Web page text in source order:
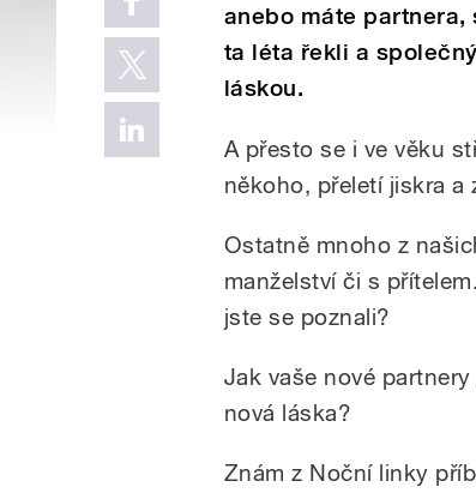
anebo máte partnera,
ta léta řekli a
láskou.
A přesto se i ve věku
někoho, přeletí jiskra a
Ostatně mnoho z
manželství či s
jste se poznali?
Jak vaše nové
nová láska?
Znám z Noční linky